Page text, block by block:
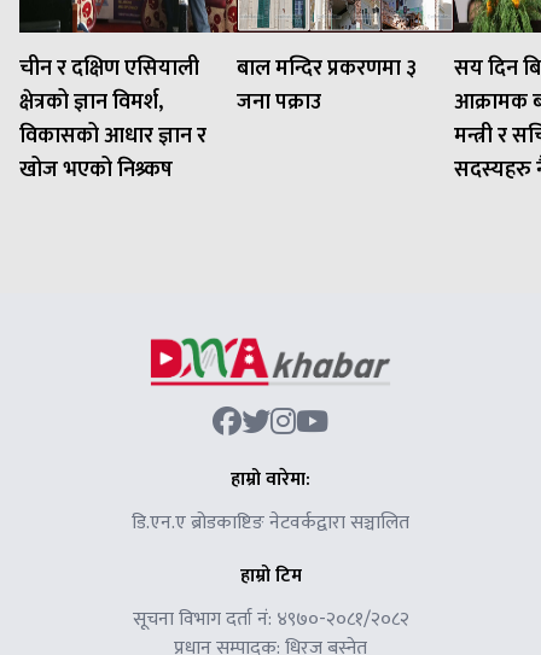
चीन र दक्षिण एसियाली
क्षेत्रको ज्ञान विमर्श,
विकासको आधार ज्ञान र
खोज भएको निश्र्कष
बाल मन्दिर प्रकरणमा ३
जना पक्राउ
सय दिन
आक्रामक
मन्त्री र
सदस्यहरु
हाम्रो वारेमा:
डि.एन.ए ब्रोडकाष्टिङ नेटवर्कद्वारा सञ्चालित
हाम्रो टिम
सूचना विभाग दर्ता नं: ४९७०-२०८१/२०८२